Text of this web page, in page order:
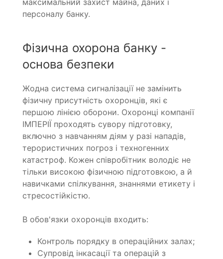
персоналу банку.
Фізична охорона банку -
основа безпеки
Жодна система сигналізації не замінить
фізичну присутність охоронців, які є
першою лінією оборони. Охоронці компанії
ІМПЕРІЇ проходять сувору підготовку,
включно з навчанням діям у разі нападів,
терористичних погроз і техногенних
катастроф. Кожен співробітник володіє не
тільки високою фізичною підготовкою, а й
навичками спілкування, знаннями етикету і
стресостійкістю.
В обов'язки охоронців входить:
Контроль порядку в операційних залах;
Супровід інкасації та операцій з